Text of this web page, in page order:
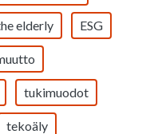
elderly ESG
tukimuodot
tekoäly